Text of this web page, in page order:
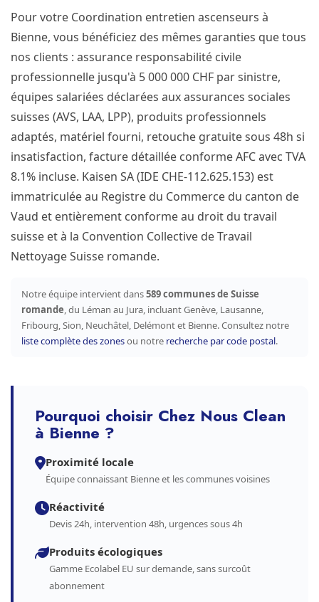
Pour votre Coordination entretien ascenseurs à
Bienne, vous bénéficiez des mêmes garanties que tous
nos clients : assurance responsabilité civile
professionnelle jusqu'à 5 000 000 CHF par sinistre,
équipes salariées déclarées aux assurances sociales
suisses (AVS, LAA, LPP), produits professionnels
adaptés, matériel fourni, retouche gratuite sous 48h si
insatisfaction, facture détaillée conforme AFC avec TVA
8.1% incluse. Kaisen SA (IDE CHE-112.625.153) est
immatriculée au Registre du Commerce du canton de
Vaud et entièrement conforme au droit du travail
suisse et à la Convention Collective de Travail
Nettoyage Suisse romande.
Notre équipe intervient dans589 communes de Suisse
romande, du Léman au Jura, incluant Genève, Lausanne,
Fribourg, Sion, Neuchâtel, Delémont et Bienne. Consultez notre
liste complète des zonesou notre recherche par code postal.
Pourquoi choisir Chez Nous Clean
à Bienne ?
Proximité locale
Équipe connaissant Bienne et les communes voisines
Réactivité
Devis 24h, intervention 48h, urgences sous 4h
Produits écologiques
Gamme Ecolabel EU sur demande, sans surcoût
abonnement